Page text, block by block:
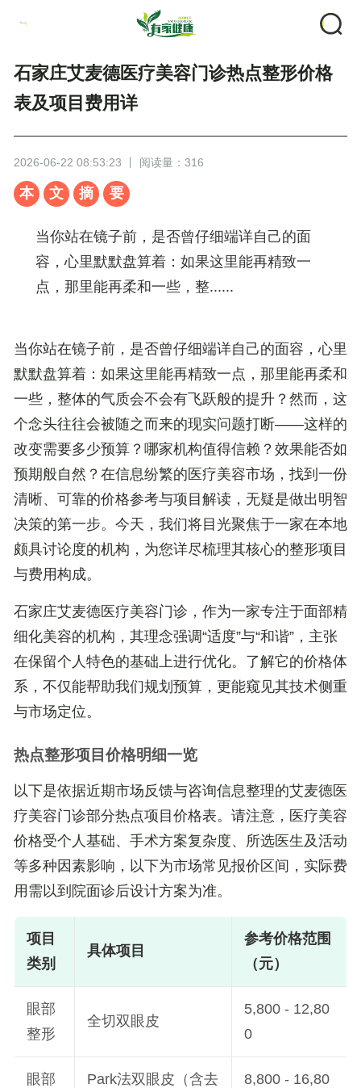
石家庄艾麦德医疗美容门诊热点整形价格
表及项目费用详
2026-06-22 08:53:23 丨 阅读量：316
本 文 摘 要
当你站在镜子前，是否曾仔细端详自己的面
容，心里默默盘算着：如果这里能再精致一
点，那里能再柔和一些，整......
当你站在镜子前，是否曾仔细端详自己的面容，心里
默默盘算着：如果这里能再精致一点，那里能再柔和
一些，整体的气质会不会有飞跃般的提升？然而，这
个念头往往会被随之而来的现实问题打断——这样的
改变需要多少预算？哪家机构值得信赖？效果能否如
预期般自然？在信息纷繁的医疗美容市场，找到一份
清晰、可靠的价格参考与项目解读，无疑是做出明智
决策的第一步。今天，我们将目光聚焦于一家在本地
颇具讨论度的机构，为您详尽梳理其核心的整形项目
与费用构成。
石家庄艾麦德医疗美容门诊，作为一家专注于面部精
细化美容的机构，其理念强调“适度”与“和谐”，主张
在保留个人特色的基础上进行优化。了解它的价格体
系，不仅能帮助我们规划预算，更能窥见其技术侧重
与市场定位。
热点整形项目价格明细一览
以下是依据近期市场反馈与咨询信息整理的艾麦德医
疗美容门诊部分热点项目价格表。请注意，医疗美容
价格受个人基础、手术方案复杂度、所选医生及活动
等多种因素影响，以下为市场常见报价区间， 实际费
用需以到院面诊后设计方案为准。
项目
类别
具体项目
参考价格范围
（元）
眼部
整形
全切双眼皮
5,800 - 12,80
0
眼部
Park法双眼皮（含去
8,800 - 16,80